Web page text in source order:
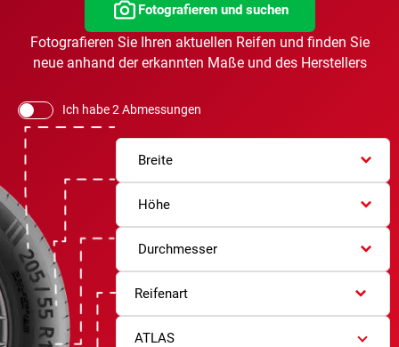
Fotografieren und suchen
Fotografieren Sie Ihren aktuellen Reifen und finden Sie
neue anhand der erkannten Maße und des Herstellers
Ich habe 2 Abmessungen
Breite
Höhe
Durchmesser
Reifenart
ATLAS